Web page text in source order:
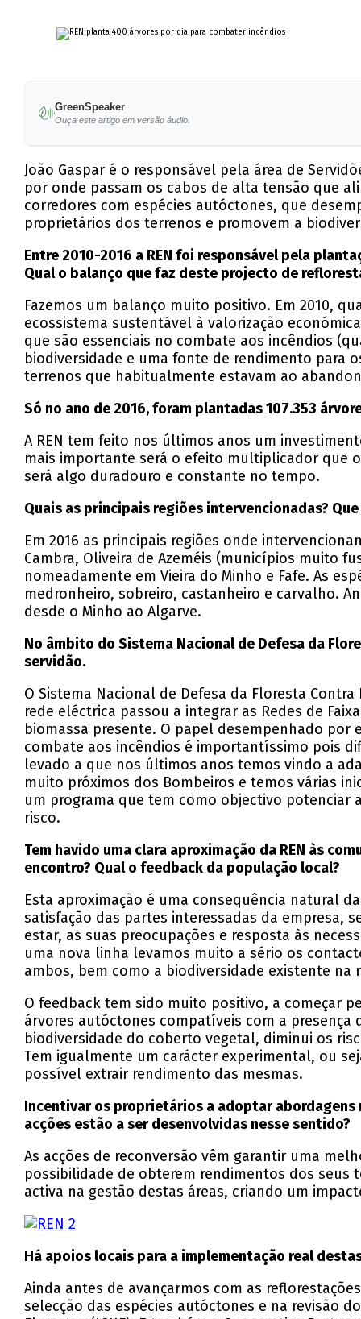
GreenSpeaker
Ouça este artigo em versão áudio.
João Gaspar é o responsável pela área de
por onde passam os cabos de alta tensão que
corredores com espécies autóctones, que
proprietários dos terrenos e promovem a
Entre 2010-2016 a REN foi responsável pela
Qual o balanço que faz deste projecto de
Fazemos um balanço muito positivo. Em 2010,
ecossistema sustentável à valorização
que são essenciais no combate aos incêndios
biodiversidade e uma fonte de rendimento para
terrenos que habitualmente estavam ao
Só no ano de 2016, foram plantadas 107.353
A REN tem feito nos últimos anos um
mais importante será o efeito multiplicador que
será algo duradouro e constante no tempo.
Quais as principais regiões intervencionadas?
Em 2016 as principais regiões onde
Cambra, Oliveira de Azeméis (municípios muito
nomeadamente em Vieira do Minho e Fafe. As
medronheiro, sobreiro, castanheiro e carvalho.
desde o Minho ao Algarve.
No âmbito do Sistema Nacional de Defesa da
servidão.
O Sistema Nacional de Defesa da Floresta
rede eléctrica passou a integrar as Redes de
biomassa presente. O papel desempenhado
combate aos incêndios é importantíssimo pois
levado a que nos últimos anos temos vindo a
muito próximos dos Bombeiros e temos várias
um programa que tem como objectivo potenciar
risco.
Tem havido uma clara aproximação da REN às
encontro? Qual o feedback da população local?
Esta aproximação é uma consequência natural
satisfação das partes interessadas da empresa,
estar, as suas preocupações e resposta às
uma nova linha levamos muito a sério os
ambos, bem como a biodiversidade existente na
O feedback tem sido muito positivo, a começar
árvores autóctones compatíveis com a
biodiversidade do coberto vegetal, diminui os
Tem igualmente um carácter experimental, ou
possível extrair rendimento das mesmas.
Incentivar os proprietários a adoptar abordagens
acções estão a ser desenvolvidas nesse sentido?
As acções de reconversão vêm garantir uma
possibilidade de obterem rendimentos dos seus
activa na gestão destas áreas, criando um
Há apoios locais para a implementação real
Ainda antes de avançarmos com as
selecção das espécies autóctones e na revisão